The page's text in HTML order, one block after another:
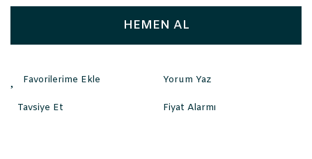
HEMEN AL
Yorum Yaz
Tavsiye Et Fiyat Alarmı